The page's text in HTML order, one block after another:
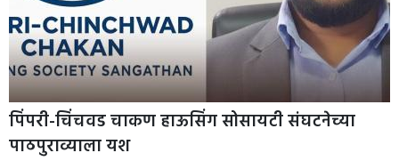
पिंपरी-चिंचवड चाकण हाऊसिंग सोसायटी संघटनेच्या
पाठपुराव्याला यश